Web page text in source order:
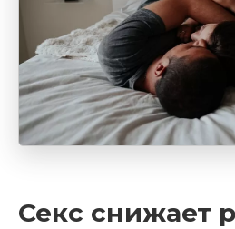
Секс снижает